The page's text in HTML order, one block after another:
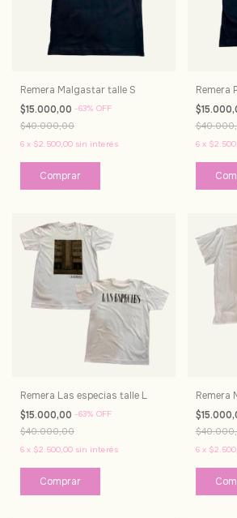
Remera Malgastar talle S
$15.000,00 -63% OFF
$40.000,00
6 x $2.500,00 sin interés
Remera
6 x
Remera Las especias talle L
$15.000,00 -63% OFF
$40.000,00
6 x $2.500,00 sin interés
Remera
6 x